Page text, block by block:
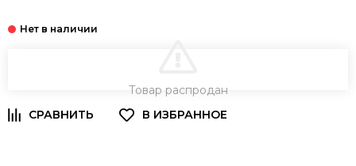
Товар распродан